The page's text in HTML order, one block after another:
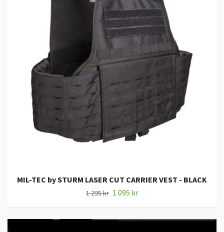
MIL-TEC by STURM LASER CUT CARRIER VEST - BLACK
1 295 kr 1 095 kr